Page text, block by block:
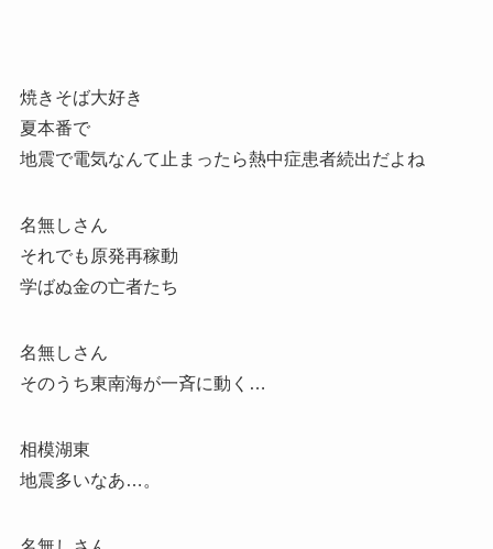
焼きそば大好き
夏本番で
地震で電気なんて止まったら熱中症患者続出だよね
名無しさん
それでも原発再稼動
学ばぬ金の亡者たち
名無しさん
そのうち東南海が一斉に動く…
相模湖東
地震多いなあ…。